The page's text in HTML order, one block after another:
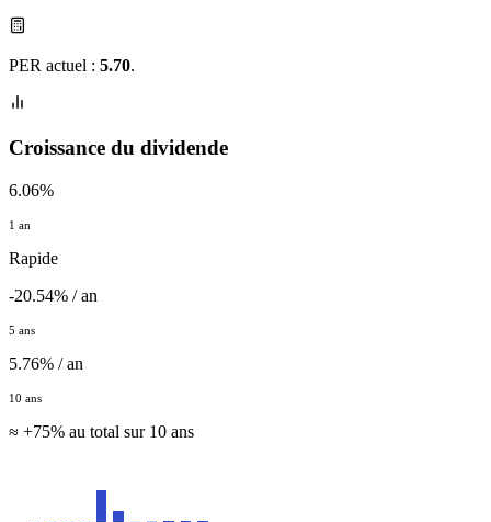
PER actuel : 5.70.
Croissance du dividende
6.06%
1 an
Rapide
-20.54% / an
5 ans
5.76% / an
10 ans
≈ +75% au total sur 10 ans